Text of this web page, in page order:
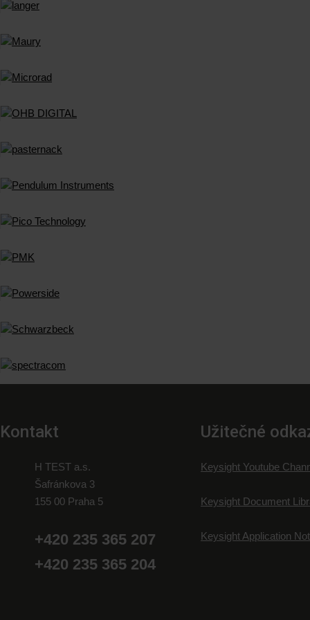
Kontakt
H TEST a.s.
Šafránkova 3
155 00 Praha 5
+420 235 365 207
+420 235 365 204
Užitečné
Keysight Youtube
Keysight Document
Keysight Application